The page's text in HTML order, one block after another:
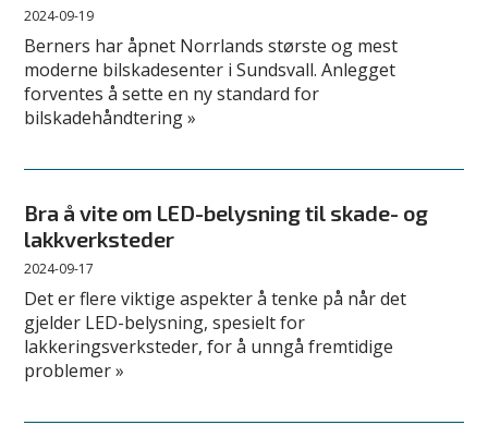
2024-09-19
Berners har åpnet Norrlands største og mest
moderne bilskadesenter i Sundsvall. Anlegget
forventes å sette en ny standard for
bilskadehåndtering »
Bra å vite om LED-belysning til skade- og
lakkverksteder
2024-09-17
Det er flere viktige aspekter å tenke på når det
gjelder LED-belysning, spesielt for
lakkeringsverksteder, for å unngå fremtidige
problemer »